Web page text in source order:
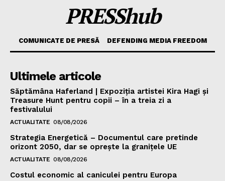
PRESShub
COMUNICATE DE PRESĂ DEFENDING MEDIA FREEDOM
Ultimele articole
Săptămâna Haferland | Expoziţia artistei Kira Hagi şi
Treasure Hunt pentru copii – în a treia zi a
festivalului
ACTUALITATE 08/08/2026
Strategia Energetică – Documentul care pretinde
orizont 2050, dar se oprește la granițele UE
ACTUALITATE 08/08/2026
Costul economic al caniculei pentru Europa